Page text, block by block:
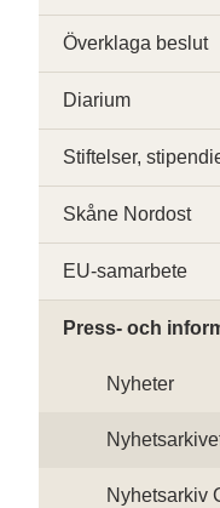
Överklaga beslut
Diarium
Stiftelser,
Skåne Nordost
EU-samarbete
Press- och
Nyheter
Nyhetsarkiv